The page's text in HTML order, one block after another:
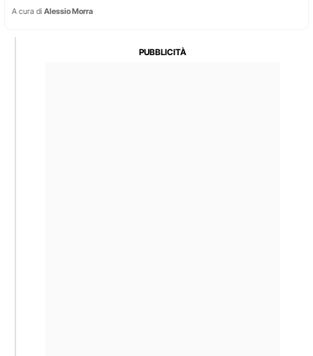
A cura di Alessio Morra